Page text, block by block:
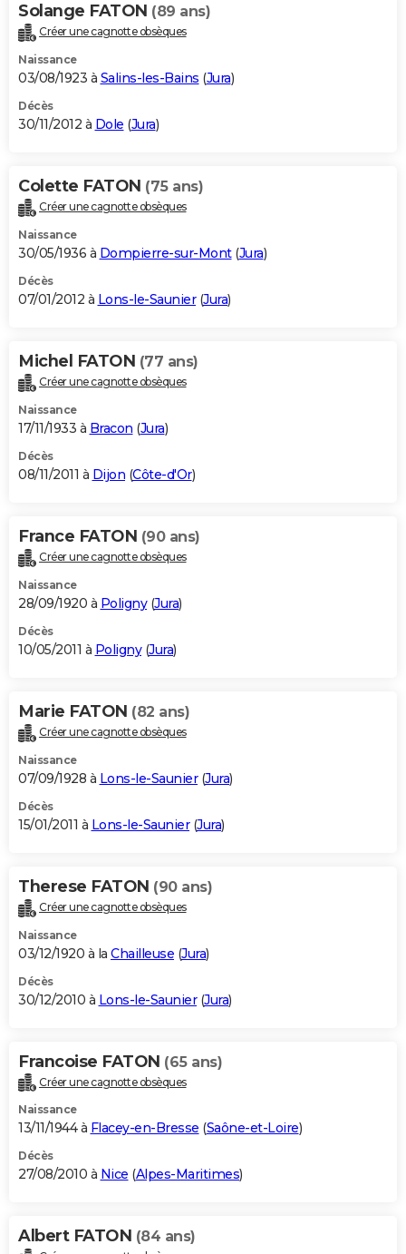
Solange FATON (89 ans)
Créer une cagnotte obsèques
Naissance
03/08/1923 à Salins-les-Bains (Jura)
Décès
30/11/2012 à Dole (Jura)
Colette FATON (75 ans)
Créer une cagnotte obsèques
Naissance
30/05/1936 à Dompierre-sur-Mont(Jura)
Décès
07/01/2012 à Lons-le-Saunier(Jura)
Michel FATON (77 ans)
Créer une cagnotte obsèques
Naissance
17/11/1933 à Bracon (Jura)
Décès
08/11/2011 à Dijon (Côte-d'Or)
France FATON (90 ans)
Créer une cagnotte obsèques
Naissance
28/09/1920 à Poligny(Jura)
Décès
10/05/2011 à Poligny(Jura)
Marie FATON (82 ans)
Créer une cagnotte obsèques
Naissance
07/09/1928 à Lons-le-Saunier(Jura)
Décès
15/01/2011 à Lons-le-Saunier(Jura)
Therese FATON (90 ans)
Créer une cagnotte obsèques
Naissance
03/12/1920 à la Chailleuse (Jura)
Décès
30/12/2010 à Lons-le-Saunier(Jura)
Francoise FATON (65 ans)
Créer une cagnotte obsèques
Naissance
13/11/1944 à Flacey-en-Bresse (Saône-et-Loire)
Décès
27/08/2010 à Nice (Alpes-Maritimes)
Albert FATON (84 ans)